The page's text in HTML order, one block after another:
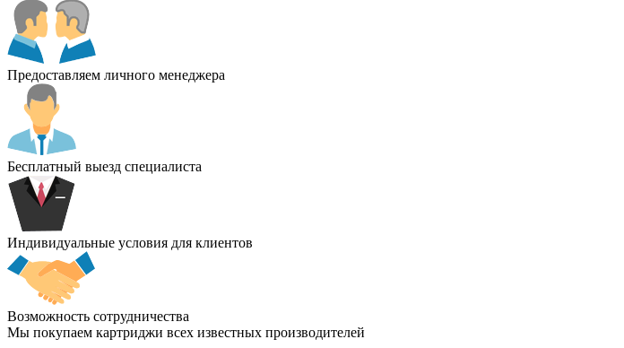
Предоставляем личного менеджера
Бесплатный выезд специалиста
Индивидуальные условия для клиентов
Возможность сотрудничества
Мы покупаем картриджи всех известных производителей